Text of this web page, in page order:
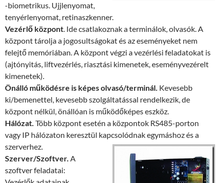
-biometrikus. Ujjlenyomat,
tenyérlenyomat, retinaszkenner.
Vezérlő központ. Ide csatlakoznak a terminálok, olvasók. A
központ tárolja a jogosultságokat és az eseményeket nem
felejtő memóriában. A központ végzi a vezérlési feladatokat is
(ajtónyitás, liftvezérlés, riasztási kimenetek, eseményvezérelt
kimenetek).
Önálló működésre is képes olvasó/terminál. Kevesebb
ki/bemenettel, kevesebb szolgáltatással rendelkezik, de
központ nélkül, önállóan is működőképes eszköz.
Hálózat. Több központ esetén a központok RS485-porton
vagy IP hálózaton keresztül kapcsolódnak egymáshoz és a
szerverhez.
Szerver/Szoftver. A
szoftver feladatai: